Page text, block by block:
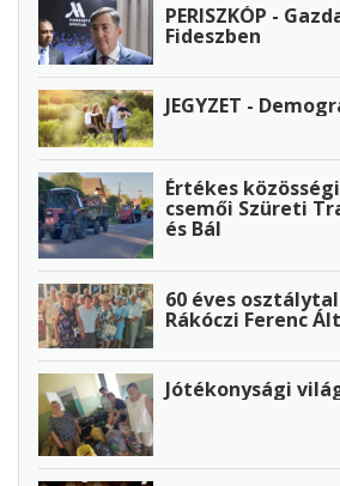
PERISZKÓP -
Fideszben
JEGYZET -
Értékes
csemői Szüreti
és Bál
60 éves
Rákóczi Ferenc
Jótékonysági